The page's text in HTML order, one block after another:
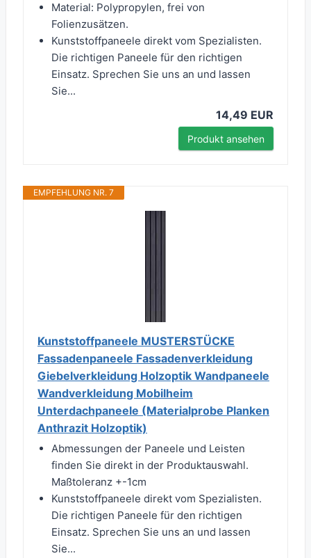
Material: Polypropylen, frei von
Folienzusätzen.
Kunststoffpaneele direkt vom Spezialisten.
Die richtigen Paneele für den richtigen
Einsatz. Sprechen Sie uns an und lassen
Sie...
14,49 EUR
Produkt ansehen
EMPFEHLUNG NR. 7
Kunststoffpaneele MUSTERSTÜCKE
Fassadenpaneele Fassadenverkleidung
Giebelverkleidung Holzoptik Wandpaneele
Wandverkleidung Mobilheim
Unterdachpaneele (Materialprobe Planken
Anthrazit Holzoptik)
Abmessungen der Paneele und Leisten
finden Sie direkt in der Produktauswahl.
Maßtoleranz +-1cm
Kunststoffpaneele direkt vom Spezialisten.
Die richtigen Paneele für den richtigen
Einsatz. Sprechen Sie uns an und lassen
Sie...